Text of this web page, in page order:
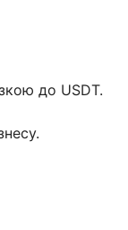
до USDT.